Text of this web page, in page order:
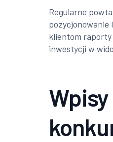
Regularne
pozycjonowanie
klientom raporty
inwestycji w